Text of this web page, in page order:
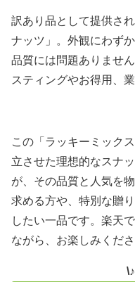
訳あり品として提供さ
ナッツ」。外観にわず
品質には問題ありませ
スティングやお得用、
この「ラッキーミック
立させた理想的なスナ
が、その品質と人気を
求める方や、特別な贈
したい一品です。楽天
ながら、お楽しみくださ